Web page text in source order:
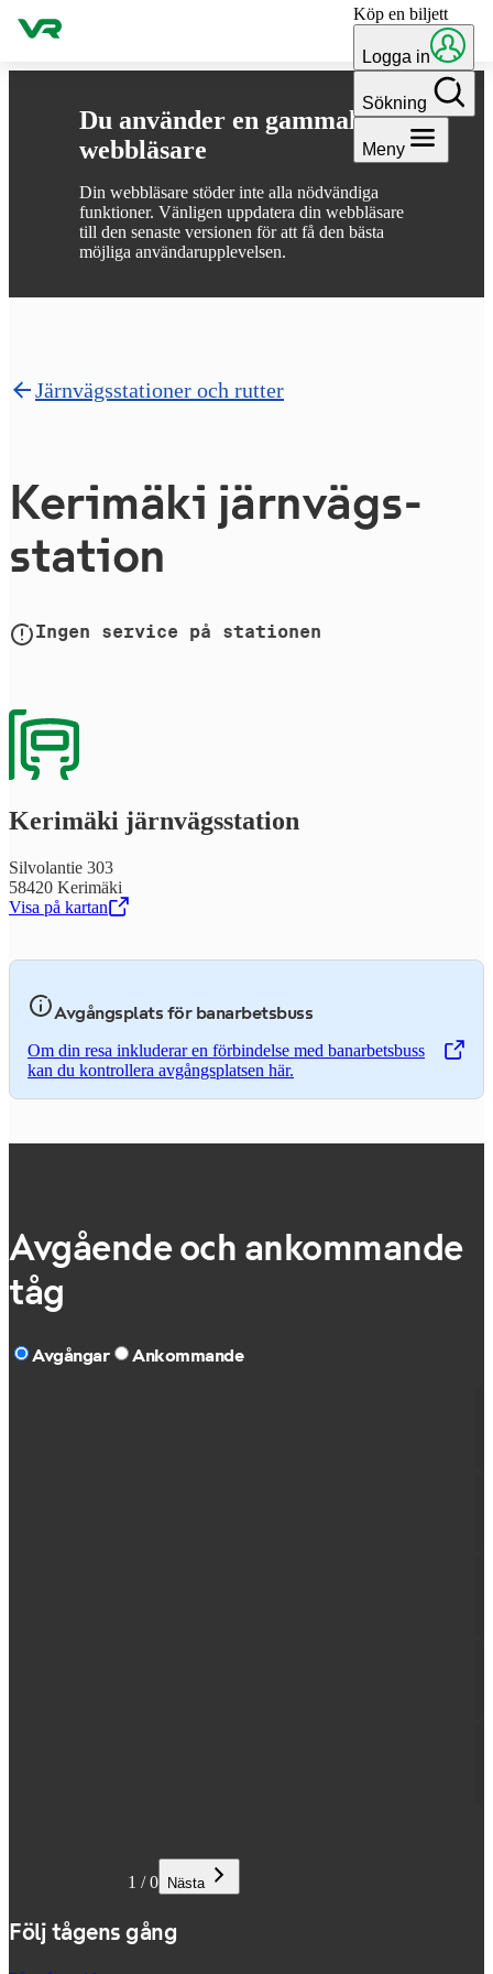
Du använder en gammal
webbläsare
Din webbläsare stöder inte alla nödvändiga
funktioner. Vänligen uppdatera din webbläsare
till den senaste versionen för att få den bästa
möjliga användarupplevelsen.
Gå till innehållet Köp en biljett
Logga in
Sökning
Meny
Järnvägsstationer och rutter
Kerimäki järn­vägs­
sta­tion
Ingen service på stationen
Kerimäki järn­vägs­sta­tion
Silvolantie 303
58420 Kerimäki
Visa på kartan
,Öppnas i en ny flik
Avgångsplats för banarbetsbuss
Om din resa inkluderar en förbindelse med banarbetsbuss
kan du kontrollera avgångsplatsen här.
,Öppnas i en ny flik
Avgående och ankommande
tåg
Avgångar Ankommande
1 /0 Nästa
Följ tågens gång